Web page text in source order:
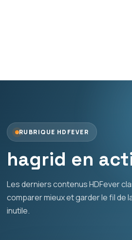
RUBRIQUE HDFEVER
hagrid en
Les derniers contenus HDFever
comparer mieux et garder le fil de
inutile.